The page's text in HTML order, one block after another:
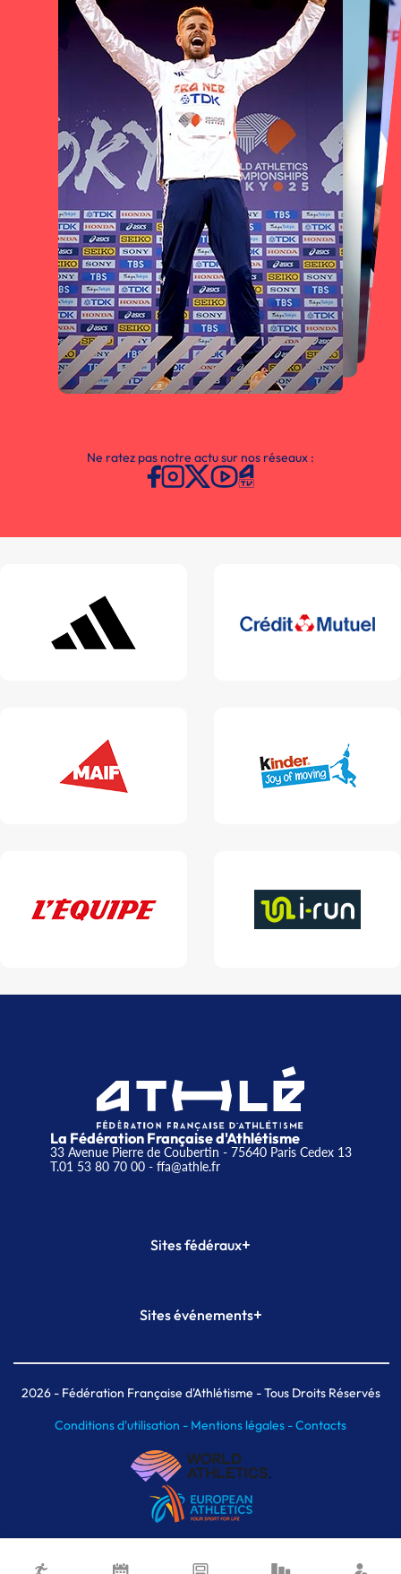
Ne ratez pas notre actu sur nos réseaux :
La Fédération Française d'Athlétisme
33 Avenue Pierre de Coubertin - 75640 Paris Cedex 13
T.01 53 80 70 00- ffa@athle.fr
Sites fédéraux+
Plateforme Formation
Sites événements+
Meeting de Paris indoor
MAIF Ekiden de Paris
2026- Fédération Française d'Athlétisme - Tous Droits Réservés
Conditions d'utilisation - Mentions légales -Contacts